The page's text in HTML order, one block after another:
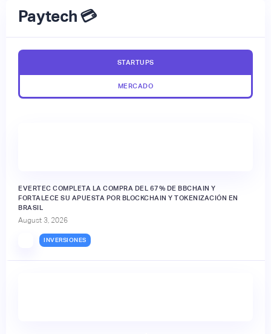
Paytech 💳
STARTUPS
MERCADO
EVERTEC COMPLETA LA COMPRA DEL 67% DE BBCHAIN Y
FORTALECE SU APUESTA POR BLOCKCHAIN Y TOKENIZACIÓN EN
BRASIL
August 3, 2026
INVERSIONES